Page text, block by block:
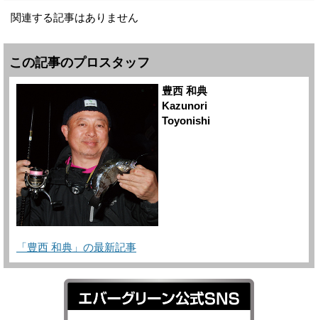
関連する記事はありません
この記事のプロスタッフ
豊西 和典
Kazunori
Toyonishi
「豊西 和典」の最新記事